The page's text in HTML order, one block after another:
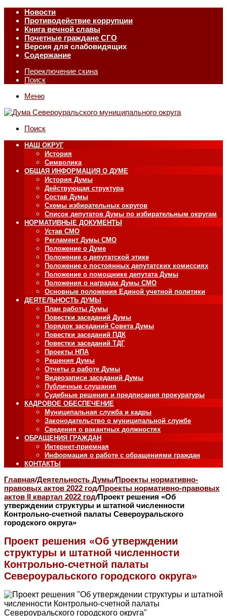
Новости
Противодействие коррупции
Книга вечной славы
Почетные граждане СГО
Версия для слабовидящих
Содержание
Переключение скина
Поиск
Меню
Поиск
НАШ ОКРУГ
История
Символика
ОБЩАЯ ИНФОРМАЦИЯ О ДУМЕ
История Думы
Действующая структура
Состав Думы
Схемы избирательных округов
Список депутатов Думы по избирательным округам
НОРМАТИВНЫЕ ДОКУМЕНТЫ
Устав СМО
Регламент Думы СМО
Положение о Думе
Положение о депутатской этике
Положение о постоянных депутатских комиссиях
Положение о помощнике депутата Думы
Положения о наградах Думы СМО
Основные положения Единой учетной политики
ДЕЯТЕЛЬНОСТЬ ДУМЫ
План работы Думы
Повестки заседаний Думы
Порядок заседаний Совета Думы
Повестки заседаний ПДК
Повестки заседаний ТДГ
Проекты НПА
Решения Думы
Отчеты о работе Думы
Видеозаписи заседаний Думы
Публичные слушания
Судебные решения и предписания прокуратуры
КАДРОВОЕ ОБЕСПЕЧЕНИЕ
Муниципальная служба и кадры
Законодательство о муниципальной службе
Сведения о вакантных должностях
ОБРАЩЕНИЯ ГРАЖДАН
Интернет-приемная
Информация о работе с обращениями граждан
КОНТАКТЫ
Главная/Деятельность Думы/Проекты нормативно-
правовых актов 2022 год/Проекты нормативно-правовых
актов II квартал 2022 год/Проект решения «Об
утверждении структуры и штатной численности
Контрольно-счетной палаты Североуральского
городского округа»
Проект решения «Об утверждении
структуры и штатной численности
Контрольно-счетной палаты
Североуральского городского округа»